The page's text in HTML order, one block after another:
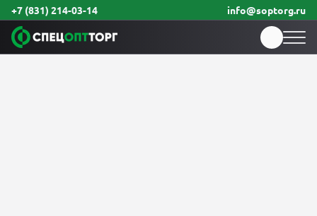
+7 (831) 214-03-14 info@soptorg.ru